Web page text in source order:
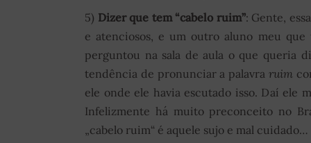
5) Dizer que tem “cabelo ruim”: Gente,
e atenciosos, e um outro aluno meu
perguntou na sala de aula o que queria
tendência de pronunciar a palavra ruim
ele onde ele havia escutado isso. Daí ele
Infelizmente há muito preconceito no
„cabelo ruim“ é aquele sujo e mal cuidado…